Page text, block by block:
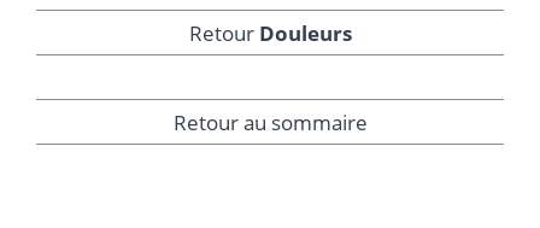
Retour Douleurs
Retour au sommaire